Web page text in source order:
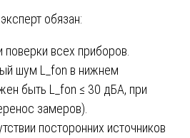
обязан:
всех приборов.
шум L_fon в нижнем
быть L_fon ≤ 30 дБА, при
замеров).
посторонних источников